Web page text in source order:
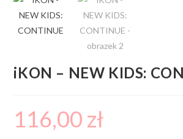
iKON – NEW KIDS:
116,00 zł